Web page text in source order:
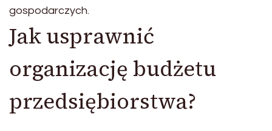
gospodarczych.
Jak usprawnić
organizację budżetu
przedsiębiorstwa?